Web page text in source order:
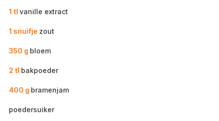
1 tl vanille extract
1 snuifje zout
350 g bloem
2 tl bakpoeder
400 g bramenjam
poedersuiker